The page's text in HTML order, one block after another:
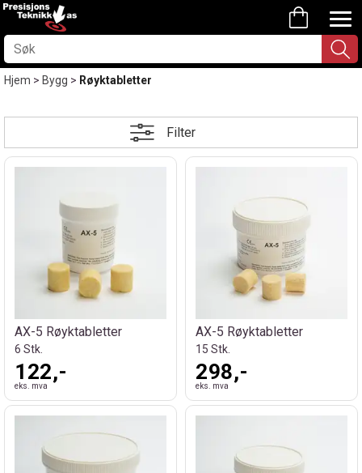
Hjem>Bygg> Røyktabletter
Filter
AX-5 Røyktabletter
6 Stk.
122,-
eks. mva
AX-5 Røyktabletter
15 Stk.
298,-
eks. mva